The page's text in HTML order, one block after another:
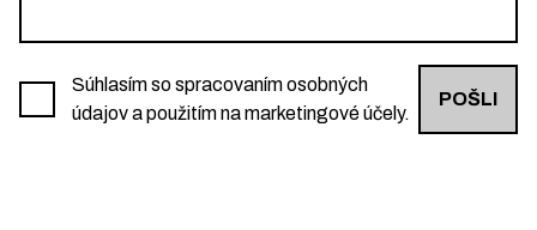
Súhlasím so spracovaním osobných
údajov a použitím na marketingové účely.
POŠLI